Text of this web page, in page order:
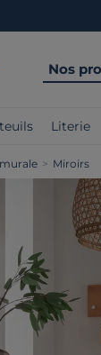
Nos
Literie
> Miroirs